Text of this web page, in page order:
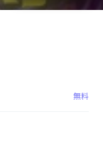
無料